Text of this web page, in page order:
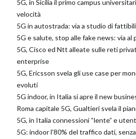
5G, in Sicilia il primo campus
velocità
5G in autostrada: via a studio di
5G e salute, stop alle fake news: via al
5G, Cisco ed Ntt alleate sulle reti
enterprise
5G, Ericsson svela gli use case per
evoluti
5G indoor, in Italia si apre il new
Roma capitale 5G, Gualtieri svela il
5G, in Italia connessioni “lente” e
5G: indoor l'80% del traffico dati,